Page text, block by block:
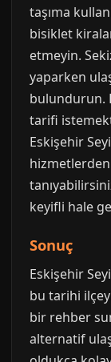
taşıma
bisiklet
etmeyin.
yaparken
bulundurun.
tarifi
Eskişehir
keyifli hale
Sonuç
Eskişehir
bu tarihi
bir rehber
alternatif